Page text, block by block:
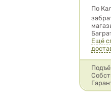
По
Ещё